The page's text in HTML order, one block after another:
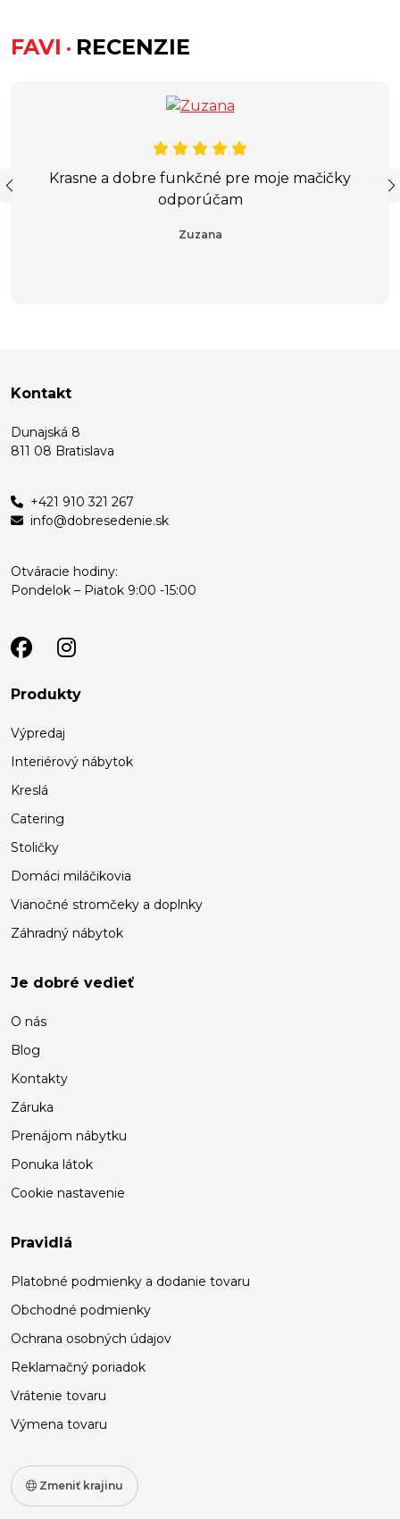
FAVI . RECENZIE
Krasne a dobre funkčné pre moje mačičky
odporúčam
Zuzana
Kontakt
Dunajská 8
811 08 Bratislava
+421 910 321 267
info@dobresedenie.sk
Otváracie hodiny:
Pondelok – Piatok 9:00 -15:00
Produkty
Výpredaj
Interiérový nábytok
Kreslá
Catering
Stoličky
Domáci miláčikovia
Vianočné stromčeky a doplnky
Záhradný nábytok
Je dobré vedieť
O nás
Blog
Kontakty
Záruka
Prenájom nábytku
Ponuka látok
Cookie nastavenie
Pravidlá
Platobné podmienky a dodanie tovaru
Obchodné podmienky
Ochrana osobných údajov
Reklamačný poriadok
Vrátenie tovaru
Výmena tovaru
Zmeniť krajinu